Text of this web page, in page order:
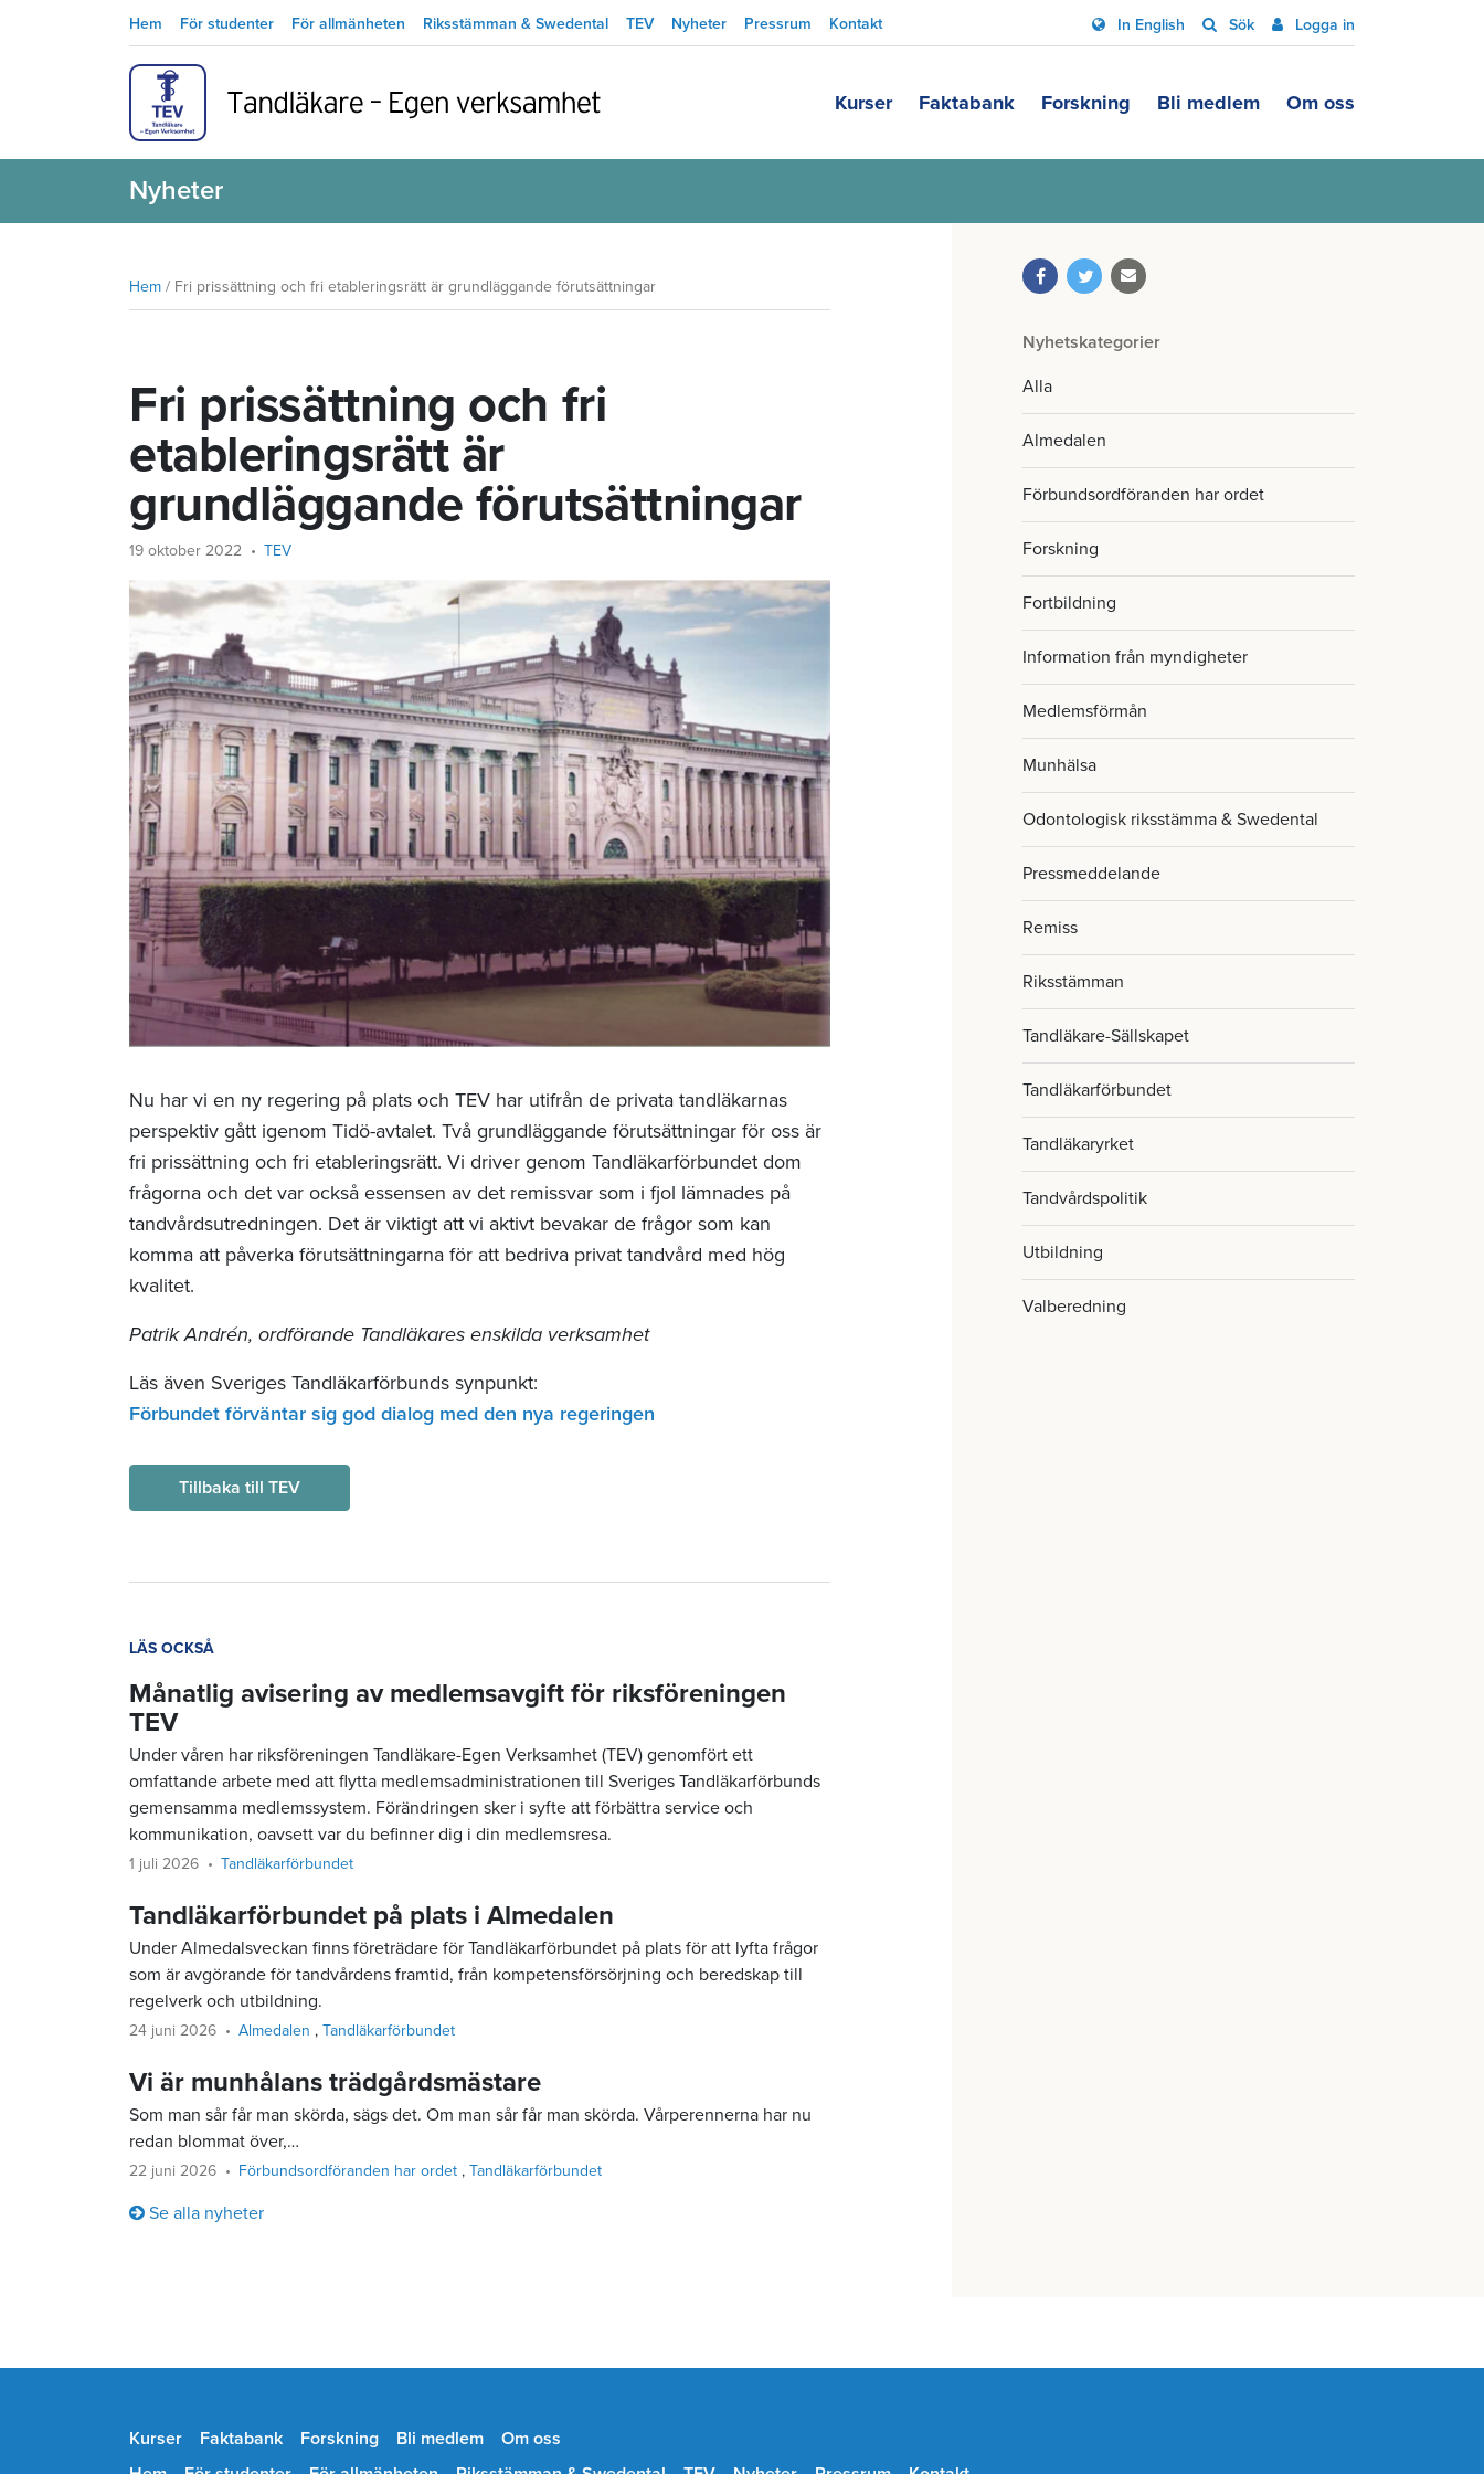
Hem För studenter För allmänheten Riksstämman & Swedental TEV Nyheter Pressrum Kontakt In English Sök Logga in
Kurser Faktabank Forskning Bli medlem Om oss
Nyheter
Nyhetskategorier
Alla
Almedalen
Förbundsordföranden har ordet
Forskning
Fortbildning
Information från myndigheter
Medlemsförmån
Munhälsa
Odontologisk riksstämma & Swedental
Pressmeddelande
Remiss
Riksstämman
Tandläkare-Sällskapet
Tandläkarförbundet
Tandläkaryrket
Tandvårdspolitik
Utbildning
Valberedning
Hem / Fri prissättning och fri etableringsrätt är grundläggande förutsättningar
Fri prissättning och fri
etableringsrätt är
grundläggande förutsättningar
19 oktober 2022 TEV
Nu har vi en ny regering på plats och TEV har utifrån de privata tandläkarnas
perspektiv gått igenom Tidö-avtalet. Två grundläggande förutsättningar för oss är
fri prissättning och fri etableringsrätt. Vi driver genom Tandläkarförbundet dom
frågorna och det var också essensen av det remissvar som i fjol lämnades på
tandvårdsutredningen. Det är viktigt att vi aktivt bevakar de frågor som kan
komma att påverka förutsättningarna för att bedriva privat tandvård med hög
kvalitet.
Patrik Andrén, ordförande Tandläkares enskilda verksamhet
Läs även Sveriges Tandläkarförbunds synpunkt:
Förbundet förväntar sig god dialog med den nya regeringen
Tillbaka till TEV
LÄS OCKSÅ
Månatlig avisering av medlemsavgift för riksföreningen
TEV
Under våren har riksföreningen Tandläkare-Egen Verksamhet (TEV) genomfört ett
omfattande arbete med att flytta medlemsadministrationen till Sveriges Tandläkarförbunds
gemensamma medlemssystem. Förändringen sker i syfte att förbättra service och
kommunikation, oavsett var du befinner dig i din medlemsresa.
1 juli 2026 Tandläkarförbundet
Tandläkarförbundet på plats i Almedalen
Under Almedalsveckan finns företrädare för Tandläkarförbundet på plats för att lyfta frågor
som är avgörande för tandvårdens framtid, från kompetensförsörjning och beredskap till
regelverk och utbildning.
24 juni 2026 Almedalen Tandläkarförbundet
Vi är munhålans trädgårdsmästare
Som man sår får man skörda, sägs det. Om man sår får man skörda. Vårperennerna har nu
redan blommat över,…
22 juni 2026 Förbundsordföranden har ordet Tandläkarförbundet
Se alla nyheter
Kurser Faktabank Forskning Bli medlem
Om oss